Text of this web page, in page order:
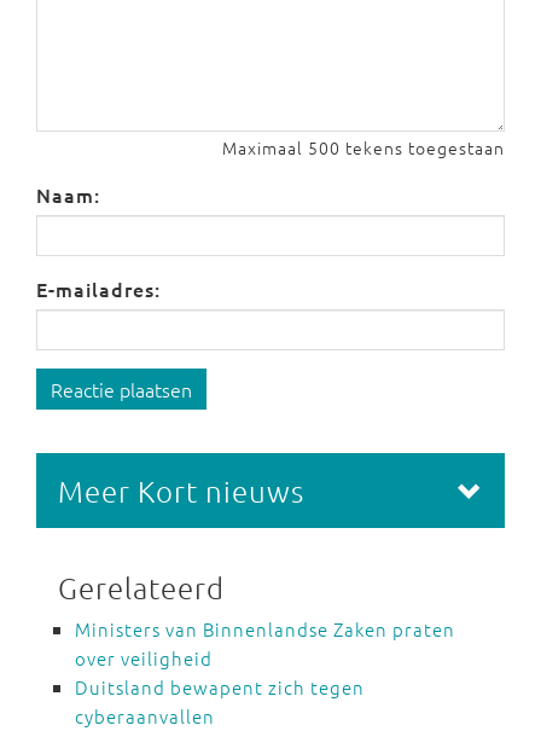
Maximaal 500 tekens toegestaan
Naam:
E-mailadres:
Reactie plaatsen
Meer Kort nieuws
Gerelateerd
Ministers van Binnenlandse Zaken praten
over veiligheid
Duitsland bewapent zich tegen
cyberaanvallen